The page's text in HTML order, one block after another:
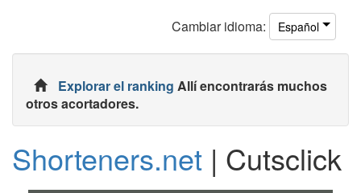
Cambiar idioma: Español
Explorar el ranking Allí encontrarás muchos
otros acortadores.
Shorteners.net | Cutsclick